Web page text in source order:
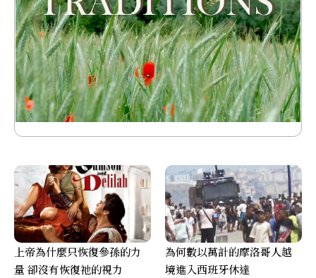
上帝為什麼只恢復參孫的力
量 卻沒有恢復祂的視力
為何數以萬計的摩洛哥人越
境進入西班牙休達